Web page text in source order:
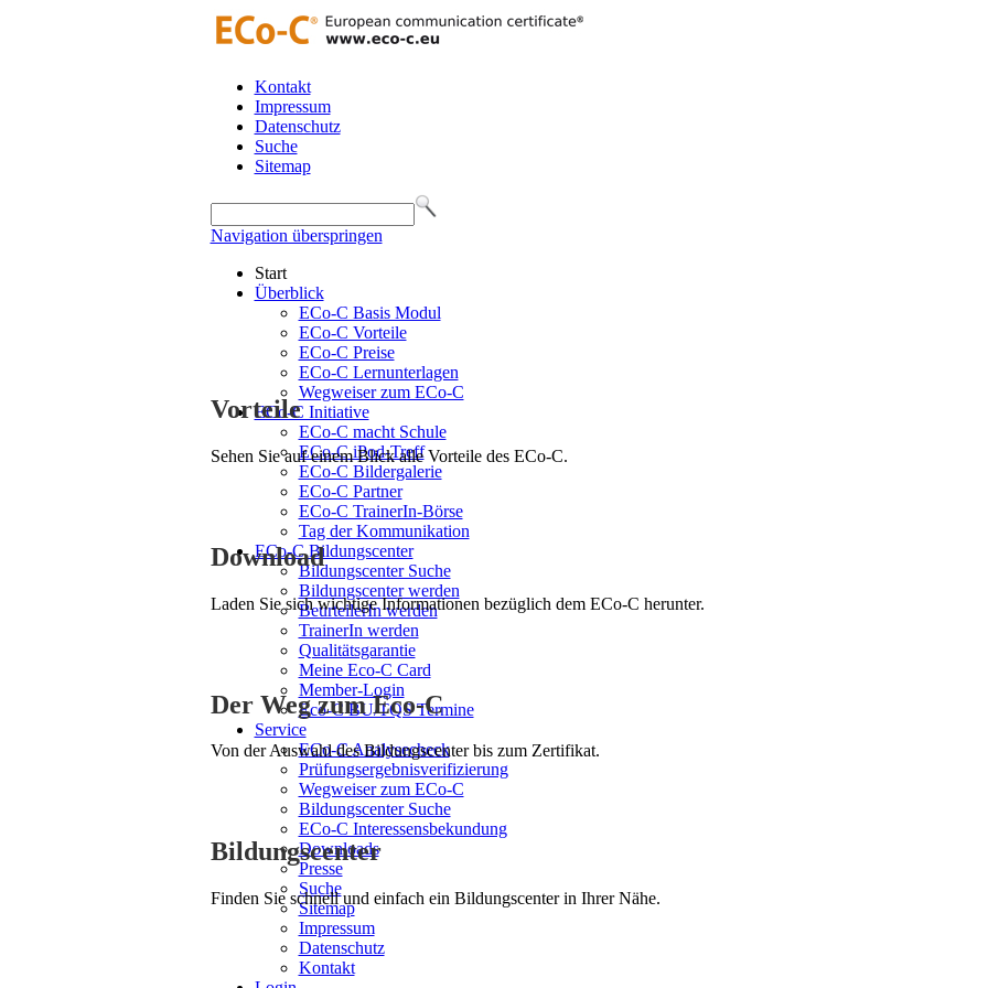
Kontakt
Impressum
Datenschutz
Suche
Sitemap
Navigation überspringen
Start
Überblick
ECo-C Basis Modul
ECo-C Vorteile
ECo-C Preise
ECo-C Lernunterlagen
Wegweiser zum ECo-C
ECo-C Initiative
ECo-C macht Schule
ECo-C iPod-Treff
ECo-C Bildergalerie
ECo-C Partner
ECo-C TrainerIn-Börse
Tag der Kommunikation
ECo-C Bildungscenter
Bildungscenter Suche
Bildungscenter werden
BeurteilerIn werden
TrainerIn werden
Qualitätsgarantie
Meine Eco-C Card
Member-Login
Eco-C BU/TQS Termine
Service
ECo-C Analysecheck
Prüfungsergebnisverifizierung
Wegweiser zum ECo-C
Bildungscenter Suche
ECo-C Interessensbekundung
Downloads
Presse
Suche
Sitemap
Impressum
Datenschutz
Kontakt
Vorteile
Sehen Sie auf einem Blick alle Vorteile des ECo-C.
Download
Laden Sie sich wichtige Informationen bezüglich dem ECo-C herunter.
Der Weg zum Eco-C
Von der Auswahl des Bildungscenter bis zum Zertifikat.
Bildungscenter
Finden Sie schnell und einfach ein Bildungscenter in Ihrer Nähe.